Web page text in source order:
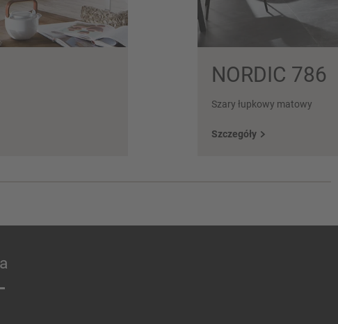
NORDIC 786
Szary łupkowy matowy
Szczegóły